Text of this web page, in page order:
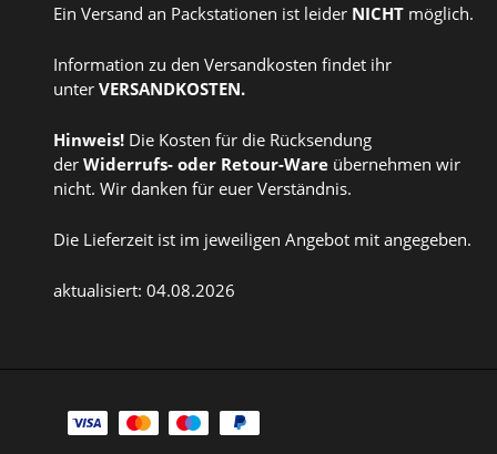
Ein Versand an Packstationen ist leider NICHT möglich.
Information zu den Versandkosten findet ihr
unter VERSANDKOSTEN.
Hinweis! Die Kosten für die Rücksendung
der Widerrufs- oder Retour-Ware übernehmen wir
nicht. Wir danken für euer Verständnis.
Die Lieferzeit ist im jeweiligen Angebot mit angegeben.
aktualisiert: 04.08.2026
Zahlungsarten